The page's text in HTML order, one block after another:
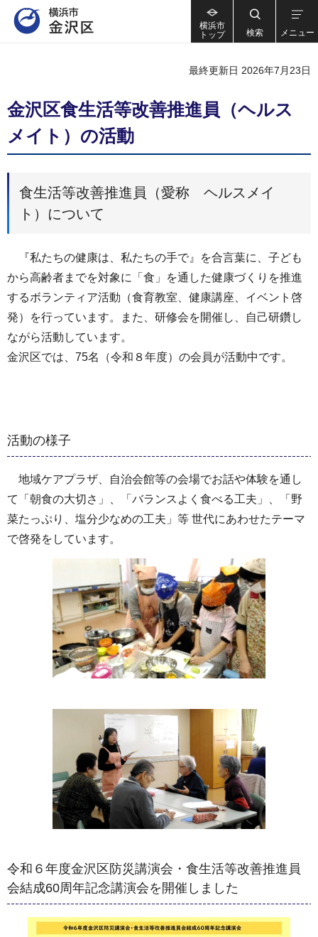
横浜市
トップ
検索 メニュー
最終更新日 2026年7月23日
金沢区食生活等改善推進員（ヘルス
メイト）の活動
食生活等改善推進員（愛称 ヘルスメイ
ト）について
『私たちの健康は、私たちの手で』を合言葉に、子ども
から高齢者までを対象に「食」を通した健康づくりを推進
するボランティア活動（食育教室、健康講座、イベント啓
発）を行っています。また、研修会を開催し、自己研鑽し
ながら活動しています。
金沢区では、75名（令和８年度）の会員が活動中です。
活動の様子
地域ケアプラザ、自治会館等の会場でお話や体験を通し
て「朝食の大切さ」、「バランスよく食べる工夫」、「野
菜たっぷり、塩分少なめの工夫」等 世代にあわせたテーマ
で啓発をしています。
令和６年度金沢区防災講演会・食生活等改善推進員
会結成60周年記念講演会を開催しました